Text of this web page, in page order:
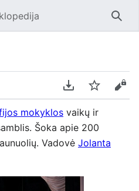
Parsisiųsti kaip
Stebėti
mokyklos vaikų ir
Šoka apie 200
Vadovė Jolanta